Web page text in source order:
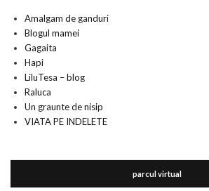
Amalgam de ganduri
Blogul mamei
Gagaita
Hapi
LiluTesa – blog
Raluca
Un graunte de nisip
VIATA PE INDELETE
parcul virtual